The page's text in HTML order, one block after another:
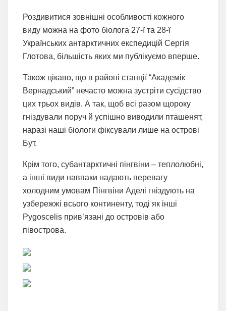
Роздивитися зовнішні особливості кожного
виду можна на фото біолога 27-ї та 28-ї
Українських антарктичних експедицій Сергія
Глотова, більшість яких ми публікуємо вперше.
Також цікаво, що в районі станції “Академік
Вернадський” нечасто можна зустріти сусідство
цих трьох видів. А так, щоб всі разом щороку
гніздували поруч й успішно виводили пташенят,
наразі наші біологи фіксували лише на острові
Бут.
Крім того, субантарктичні пінгвіни – теплолюбні,
а інші види навпаки надають перевагу
холодним умовам Пінгвіни Аделі гніздують на
узбережжі всього континенту, тоді як інші
Pygoscelis прив’язані до островів або
півострова.